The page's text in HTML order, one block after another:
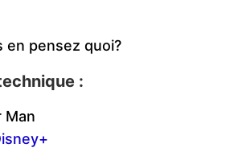
en pensez quoi?
:
Man